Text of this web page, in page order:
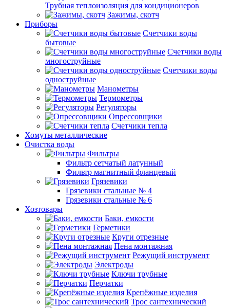
Трубная теплоизоляция для кондиционеров
Зажимы, скотч
Приборы
Счетчики воды
бытовые
Счетчики воды
многоструйные
Счетчики воды
одноструйные
Манометры
Термометры
Регуляторы
Опрессовщики
Счетчики тепла
Хомуты металлические
Очистка воды
Фильтры
Фильтр сетчатый латунный
Фильтр магнитный фланцевый
Грязевики
Грязевики стальные № 4
Грязевики стальные № 6
Хозтовары
Баки, емкости
Герметики
Круги отрезные
Пена монтажная
Режущий инструмент
Электроды
Ключи трубные
Перчатки
Крепёжные изделия
Трос сантехнический